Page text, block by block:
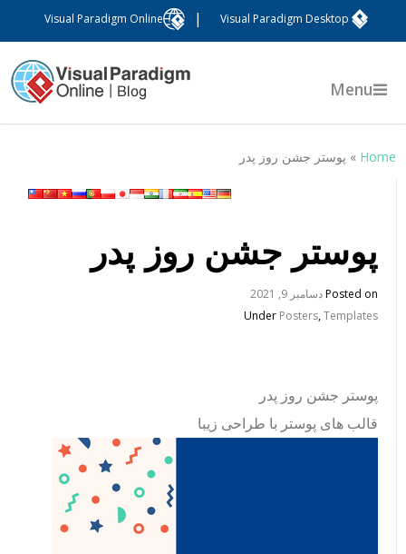
Visual Paradigm Desktop
Visual Paradigm Online
Menu
Home
» پوستر جشن روز پدر
پوستر جشن روز پدر
Posted onدسامبر 9, 2021
UnderPosters,Templates
پوستر جشن روز پدر
قالب های پوستر با طراحی زیبا